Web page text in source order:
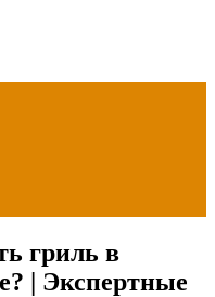
гриль в
| Экспертные